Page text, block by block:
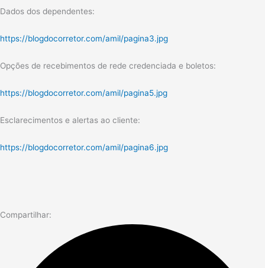
Dados dos dependentes:
https://blogdocorretor.com/amil/pagina3.jpg
Opções de recebimentos de rede credenciada e boletos:
https://blogdocorretor.com/amil/pagina5.jpg
Esclarecimentos e alertas ao cliente:
https://blogdocorretor.com/amil/pagina6.jpg
Compartilhar: